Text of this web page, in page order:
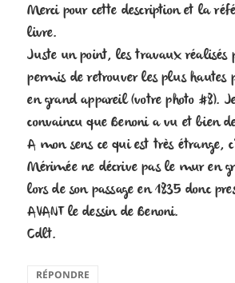
Merci pour cette description et la
livre.
Juste un point, les travaux réalisés
permis de retrouver les plus hautes
en grand appareil (votre photo #8).
convaincu que Benoni a vu et bien
A mon sens ce qui est très étrange,
Mérimée ne décrive pas le mur en
lors de son passage en 1835 donc
AVANT le dessin de Benoni.
Cdlt.
RÉPONDRE